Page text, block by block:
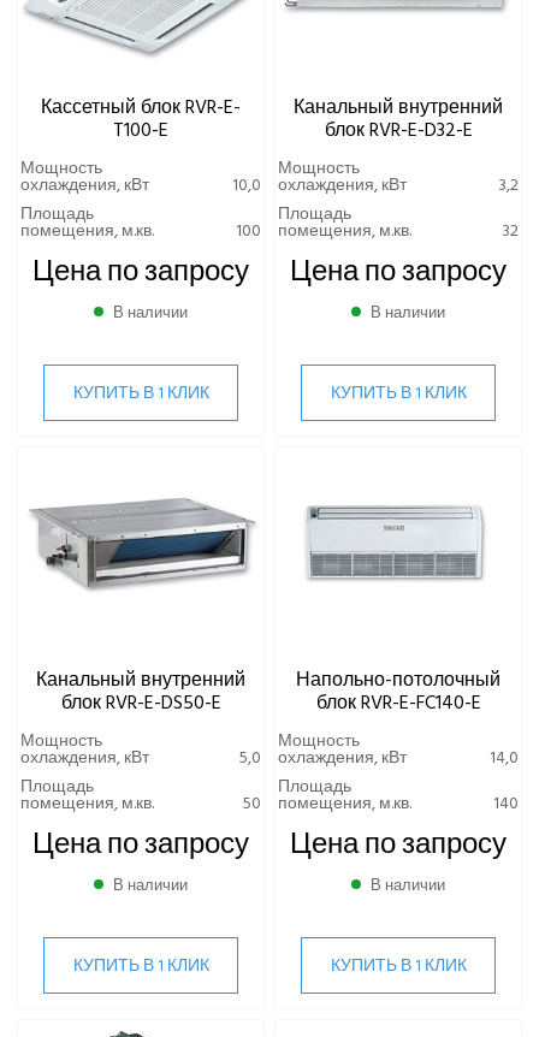
Кассетный блок RVR-E-
T100-E
Мощность
охлаждения, кВт
10,0
Площадь
помещения, м.кв. 100
Цена по запросу
В наличии
КУПИТЬ В 1 КЛИК
Канальный внутренний
блок RVR-E-D32-E
Мощность
охлаждения, кВт
3,2
Площадь
помещения, м.кв. 32
Цена по запросу
В наличии
КУПИТЬ В 1 КЛИК
Канальный внутренний
блок RVR-E-DS50-E
Мощность
охлаждения, кВт
5,0
Площадь
помещения, м.кв. 50
Цена по запросу
В наличии
КУПИТЬ В 1 КЛИК
Напольно-потолочный
блок RVR-E-FC140-E
Мощность
охлаждения, кВт
14,0
Площадь
помещения, м.кв. 140
Цена по запросу
В наличии
КУПИТЬ В 1 КЛИК